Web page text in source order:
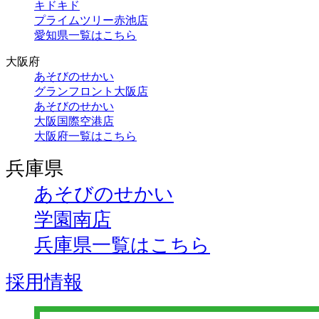
キドキド
プライムツリー赤池店
愛知県一覧はこちら
大阪府
あそびのせかい
グランフロント大阪店
あそびのせかい
大阪国際空港店
大阪府一覧はこちら
兵庫県
あそびのせかい
学園南店
兵庫県一覧はこちら
採用情報